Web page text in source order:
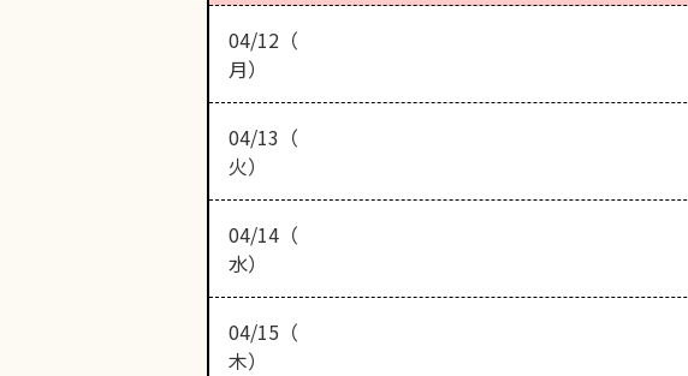
04/12（
月）
04/13（
火）
04/14（
水）
04/15（
木）